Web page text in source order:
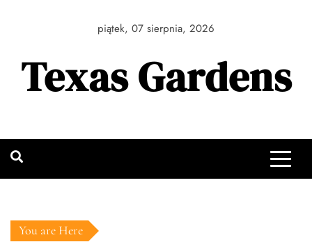
piątek, 07 sierpnia, 2026
Texas Gardens
You are Here